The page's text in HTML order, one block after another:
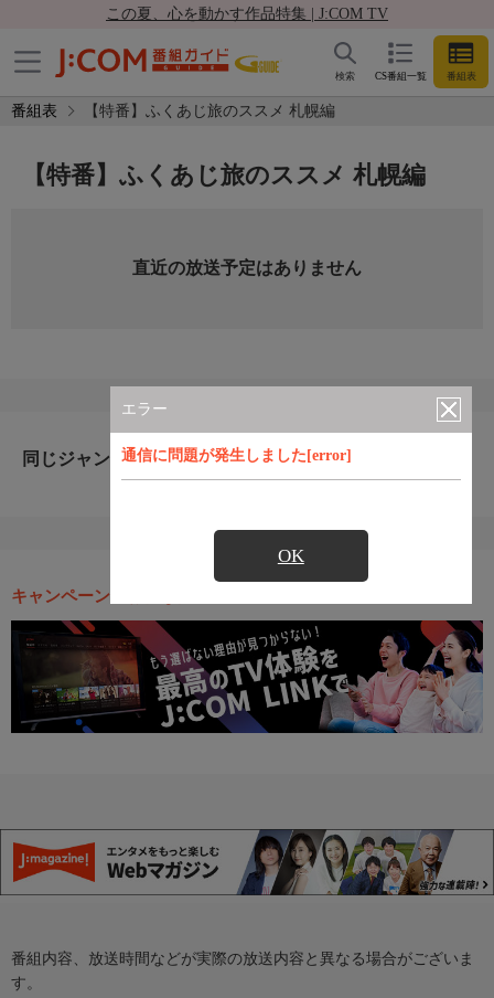
この夏、心を動かす作品特集 | J:COM TV
CS番組一覧 番組表
検索
番組表 【特番】ふくあじ旅のススメ 札幌編
エラー
通信に問題が発生しました[error]
OK
【特番】ふくあじ旅のススメ 札幌編
直近の放送予定はありません
同じジャンルのおすすめ番組
キャンペーン・お得な情報
番組内容、放送時間などが実際の放送内容と異なる場合がございま
す。